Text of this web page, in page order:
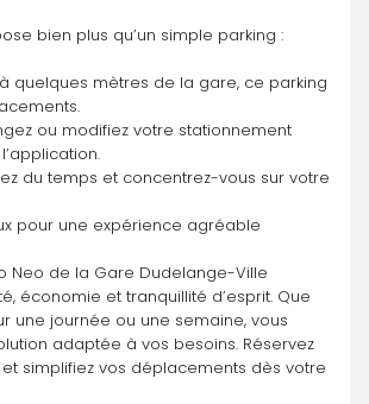
bien plus qu’un simple parking :
à quelques mètres de la gare, ce parking
ou modifiez votre stationnement
du temps et concentrez-vous sur votre
pour une expérience agréable
Neo de la Gare Dudelange-Ville
économie et tranquillité d’esprit. Que
une journée ou une semaine, vous
adaptée à vos besoins. Réservez
simplifiez vos déplacements dès votre